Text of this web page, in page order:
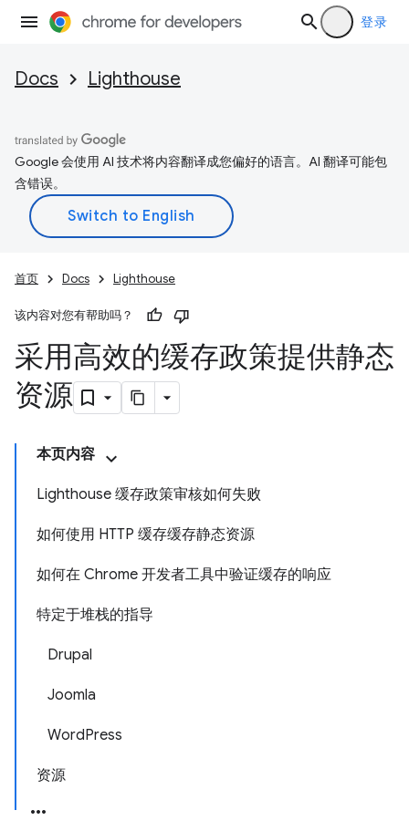
登录
Docs Lighthouse
Google 会使用 AI 技术将内容翻译成您偏好的语言。AI 翻译可能包
含错误。
首页 Docs Lighthouse
该内容对您有帮助吗？
采用高效的缓存政策提供静态
资源
本页内容
Lighthouse 缓存政策审核如何失败
如何使用 HTTP 缓存缓存静态资源
如何在 Chrome 开发者工具中验证缓存的响应
特定于堆栈的指导
Drupal
Joomla
WordPress
资源